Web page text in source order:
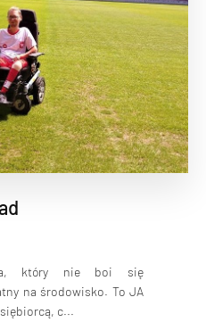
który nie boi się
na środowisko. To JA
c...